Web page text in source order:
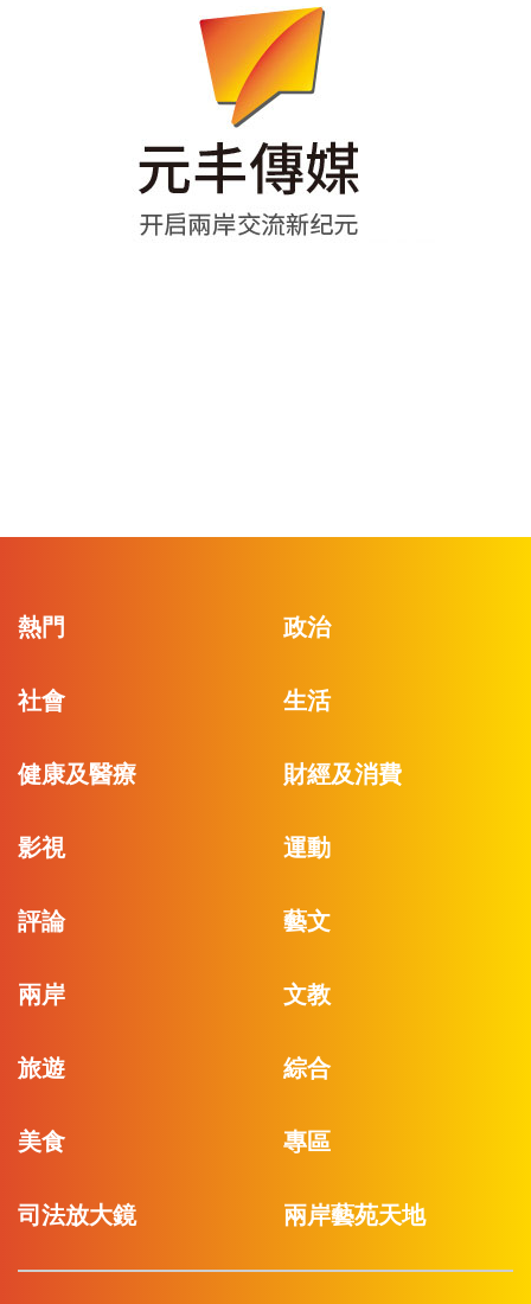
熱門 政治
社會 生活
健康及醫療 財經及消費
影視 運動
評論 藝文
兩岸 文教
旅遊 綜合
美食 專區
司法放大鏡 兩岸藝苑天地